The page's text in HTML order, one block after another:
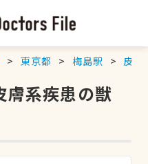
東京都 梅島駅 皮膚
系疾患の獣